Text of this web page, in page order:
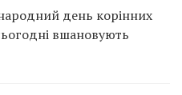
день корінних
вшановують